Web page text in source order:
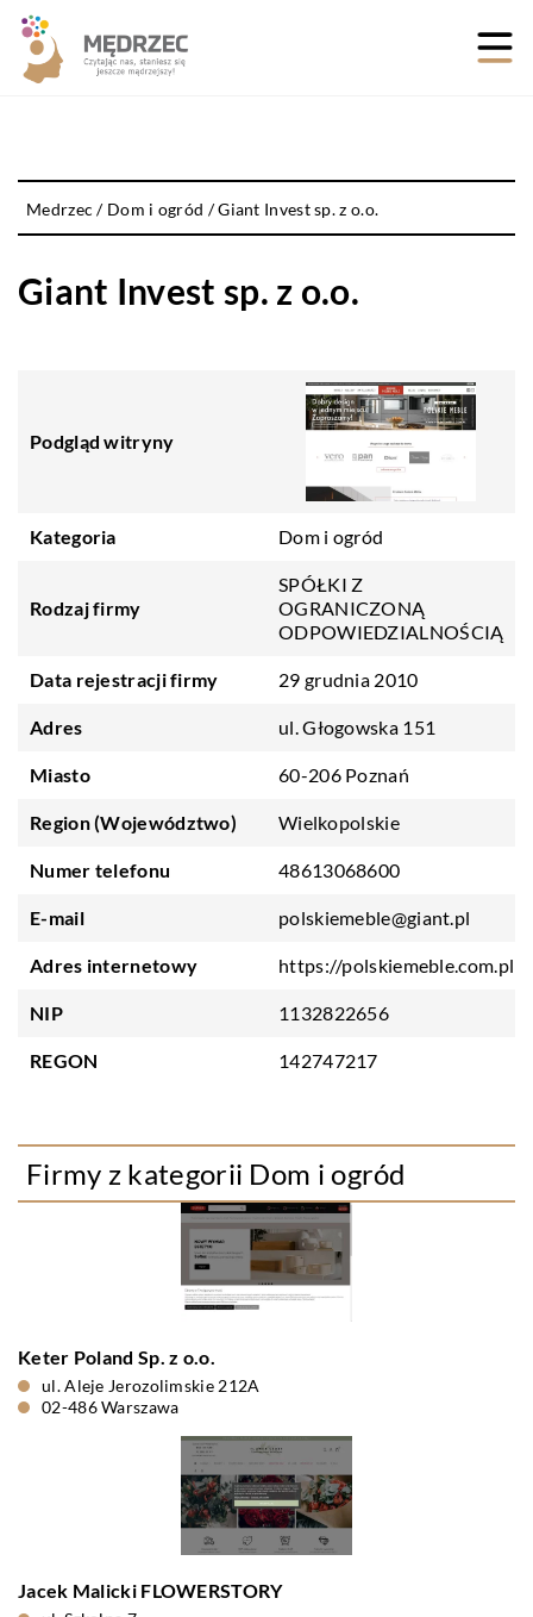
Medrzec / Dom i ogród /Giant Invest sp. z o.o.
Giant Invest sp. z o.o.
Podgląd witryny
Kategoria Dom i ogród
Rodzaj firmy
SPÓŁKI Z
OGRANICZONĄ
ODPOWIEDZIALNOŚCIĄ
Data rejestracji firmy 29 grudnia 2010
Adres ul. Głogowska 151
Miasto 60-206 Poznań
Region (Województwo) Wielkopolskie
Numer telefonu 48613068600
E-mail polskiemeble@giant.pl
Adres internetowy https://polskiemeble.com.pl
NIP 1132822656
REGON 142747217
Firmy z kategorii Dom i ogród
Keter Poland Sp. z o.o.
ul. Aleje Jerozolimskie 212A
02-486 Warszawa
Jacek Malicki FLOWERSTORY